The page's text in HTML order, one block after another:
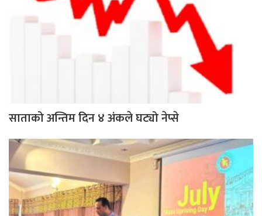
साताको अन्तिम दिन ४ अंकले घट्यो नेप्से